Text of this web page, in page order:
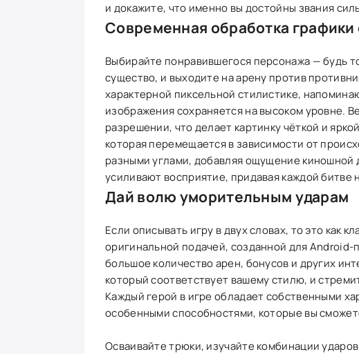
и докажите, что именно вы достойны звания
Современная обработка
Выбирайте понравившегося персонажа — будь
существо, и выходите на арену против
характерной пиксельной стилистике,
изображения сохраняется на высоком уровне.
разрешении, что делает картинку чёткой и
которая перемещается в зависимости от
разными углами, добавляя ощущение
усиливают восприятие, придавая каждой битве
Дай волю уморительным ударам
Если описывать игру в двух словах, то это как
оригинальной подачей, созданной для
большое количество арен, бонусов и других
который соответствует вашему стилю, и
Каждый герой в игре обладает собственными
особенными способностями, которые вы
Осваивайте трюки, изучайте комбинации